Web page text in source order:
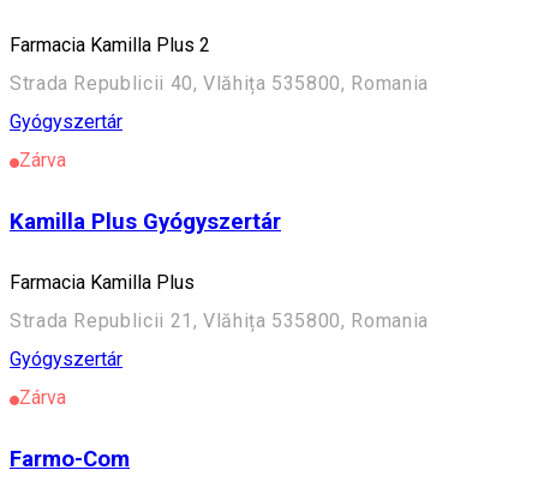
Farmacia Kamilla Plus 2
Strada Republicii 40, Vlăhița 535800, Romania
Gyógyszertár
Zárva
Kamilla Plus Gyógyszertár
Farmacia Kamilla Plus
Strada Republicii 21, Vlăhița 535800, Romania
Gyógyszertár
Zárva
Farmo-Com